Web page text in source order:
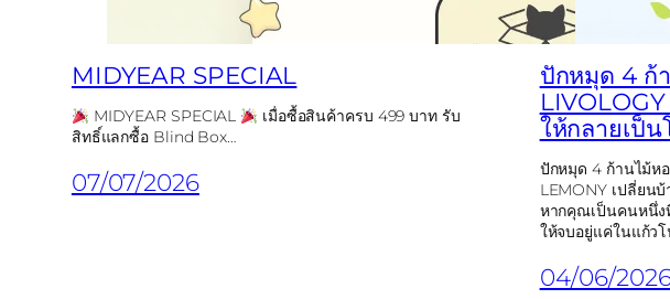
MIDYEAR SPECIAL
MIDYEAR SPECIAL
เมื่อซื้อสินค้าครบ 499 บาท รับ
สิทธิ์แลกซื้อ Blind Box…
07/07/2026
ปักหมุด 4 ก้
ให้กลายเป็
ปักหมุด 4 ก้านไม้ห
LEMONY เปลี่ยน
หากคุณเป็นคนหนึ่ง
ให้จบอยู่แค่ในแก้ว
04/06/